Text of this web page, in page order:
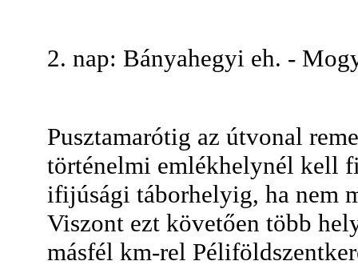
2. nap: Bányahegyi eh. -
Pusztamarótig az útvonal
történelmi emlékhelynél kell
ifijúsági táborhelyig, ha nem
Viszont ezt követően több
másfél km-rel